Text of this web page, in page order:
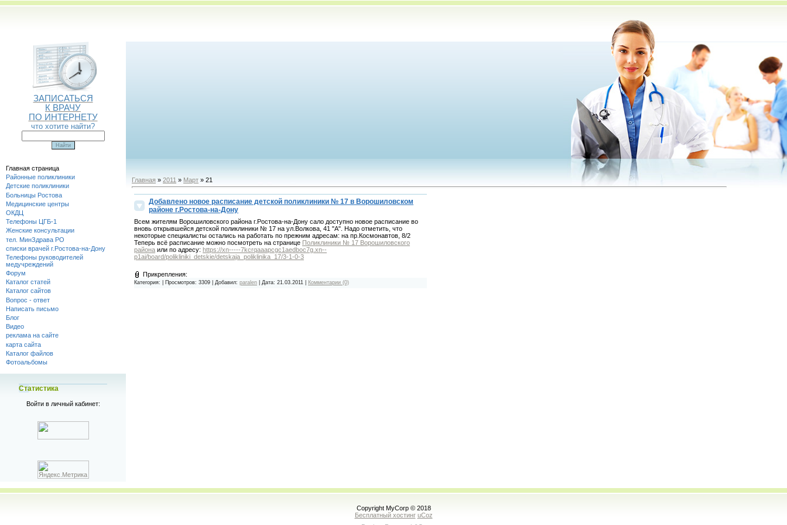
ЗАПИСАТЬСЯ
К ВРАЧУ
ПО ИНТЕРНЕТУ
что хотите найти?
Главная страница
Районные поликлиники
Детские поликлиники
Больницы Ростова
Медицинские центры
ОКДЦ
Телефоны ЦГБ-1
Женские консультации
тел. МинЗдрава РО
списки врачей г.Ростова-на-Дону
Телефоны руководителей
медучреждений
Форум
Каталог статей
Каталог сайтов
Вопрос - ответ
Написать письмо
Блог
Видео
реклама на сайте
карта сайта
Каталог файлов
Фотоальбомы
Статистика
Войти в личный кабинет:
Главная »2011 » Март » 21
Добавлено новое расписание детской поликлиники № 17 в Ворошиловском
районе г.Ростова-на-Дону
Всем жителям Ворошиловского района г.Ростова-на-Дону сало доступно новое расписание во
вновь открывшейся детской поликлиники № 17 на ул.Волкова, 41 "А". Надо отметить, что
некоторые специалисты остались на работать по прежним адресам: на пр.Космонавтов, 8/2
Теперь всё расписание можно посмотреть на странице Поликлиники № 17 Ворошиловского
района или по адресу:https://xn-----7kcrqaaapcgc1aedboc7g.xn--
p1ai/board/polikliniki_detskie/detskaja_poliklinika_17/3-1-0-3
Прикрепления:
Категория: | Просмотров: 3309 | Добавил:paralen | Дата:21.03.2011 Комментарии (0)
Copyright MyCorp © 2018
Бесплатный хостинг uCoz